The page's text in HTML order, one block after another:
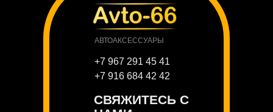
СВЯЖИТЕСЬ С
АВТОАКСЕССУАРЫ
+7 967 291 45 41
+7 916 684 42 42